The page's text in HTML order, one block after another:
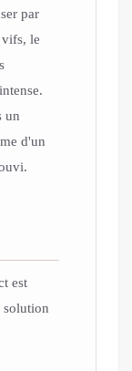
par
le
un
d'un
est
solution